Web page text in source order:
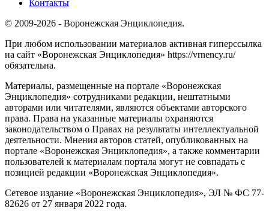
Контакты
© 2009-2026 - Воронежская Энциклопедия.
При любом использовании материалов активная гиперссылка
на сайт «Воронежская Энциклопедия» https://vrnency.ru/
обязательна.
Материалы, размещенные на портале «Воронежская
Энциклопедия» сотрудниками редакции, нештатными
авторами или читателями, являются объектами авторского
права. Права на указанные материалы охраняются
законодательством о Правах на результаты интеллектуальной
деятельности. Мнения авторов статей, опубликованных на
портале «Воронежская Энциклопедия», а также комментарии
пользователей к материалам портала могут не совпадать с
позицией редакции «Воронежская Энциклопедия».
Сетевое издание «Воронежская Энциклопедия», ЭЛ № ФС 77-
82626 от 27 января 2022 года.